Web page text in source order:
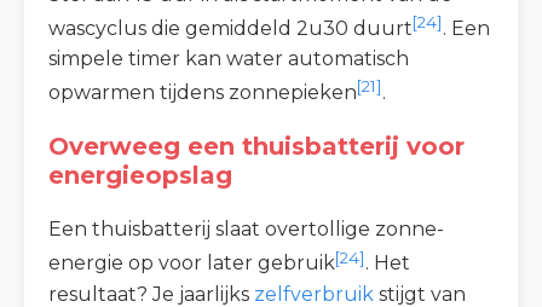
wascyclus die gemiddeld 2u30 duurt[24]. Een
simpele timer kan water automatisch
opwarmen tijdens zonnepieken[21].
Overweeg een thuisbatterij voor
energieopslag
Een thuisbatterij slaat overtollige zonne-
energie op voor later gebruik[24]. Het
resultaat? Je jaarlijks zelfverbruik stijgt van